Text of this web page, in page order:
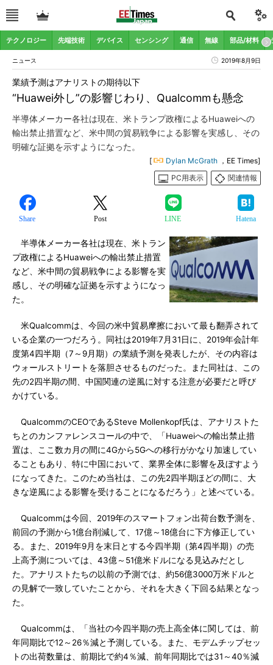
テクノロジー 先端技術 デバイス センシング 通信 無線 部品/材料
ニュース 2019年8月9日
“Huawei外し”の影響じわり、Qualcommも懸念
業績予測はアナリストの期待以下
半導体メーカー各社は現在、米トランプ政権によるHuaweiへの
輸出禁止措置など、米中間の貿易戦争による影響を実感し、その
明確な証拠を示すようになった。
[ Dylan McGrath ，EE Times]
PC用表示
関連情報
Share Post LINE Hatena
半導体メーカー各社は現在、米トラン
プ政権によるHuaweiへの輸出禁止措置
など、米中間の貿易戦争による影響を実
感し、その明確な証拠を示すようになっ
た。
米Qualcommは、今回の米中貿易摩擦において最も翻弄されて
いる企業の一つだろう。同社は2019年7月31日に、2019年会計年
度第4四半期（7～9月期）の業績予測を発表したが、その内容は
ウォールストリートを落胆させるものだった。また同社は、この
先の2四半期の間、中国関連の逆風に対する注意が必要だと呼び
かけている。
QualcommのCEOであるSteve Mollenkopf氏は、アナリストた
ちとのカンファレンスコールの中で、「Huaweiへの輸出禁止措
置は、ここ数カ月の間に4Gから5Gへの移行がかなり加速してい
ることもあり、特に中国において、業界全体に影響を及ぼすよう
になってきた。このため当社は、この先2四半期ほどの間に、大
きな逆風による影響を受けることになるだろう」と述べている。
Qualcommは今回、2019年のスマートフォン出荷台数予測を、
前回の予測から1億台削減して、17億～18億台に下方修正してい
る。また、2019年9月を末日とする今四半期（第4四半期）の売
上高予測については、43億～51億米ドルになる見込みだとし
た。アナリストたちの以前の予測では、約56億3000万米ドルと
の見解で一致していたことから、それを大きく下回る結果となっ
た。
Qualcommは、「当社の今四半期の売上高全体に関しては、前
年同期比で12～26％減と予測している。また、モデムチップセッ
トの出荷数量は、前期比で約4％減、前年同期比では31～40％減